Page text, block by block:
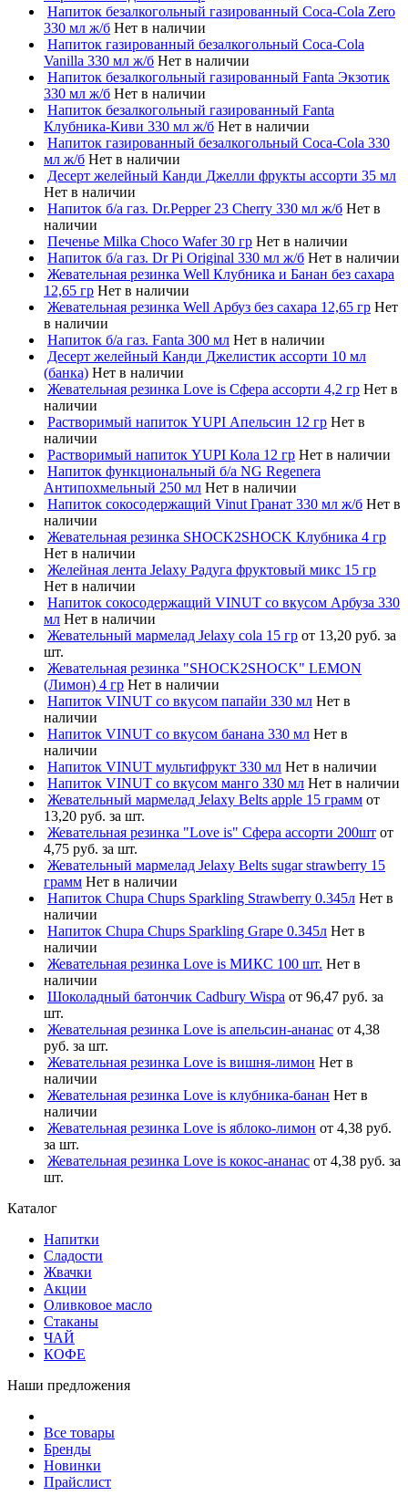
Напиток безалкогольный газированный Coca-Cola Zero
330 мл ж/б Нет в наличии
Напиток газированный безалкогольный Coca-Cola
Vanilla 330 мл ж/б Нет в наличии
Напиток безалкогольный газированный Fanta Экзотик
330 мл ж/б Нет в наличии
Напиток безалкогольный газированный Fanta
Клубника-Киви 330 мл ж/б Нет в наличии
Напиток газированный безалкогольный Coca-Cola 330
мл ж/б Нет в наличии
Десерт желейный Канди Джелли фрукты ассорти 35 мл
Нет в наличии
Напиток б/а газ. Dr.Pepper 23 Cherry 330 мл ж/б Нет в
наличии
Печенье Milka Choco Wafer 30 гр Нет в наличии
Напиток б/а газ. Dr Pi Original 330 мл ж/б Нет в наличии
Жевательная резинка Well Клубника и Банан без сахара
12,65 гр Нет в наличии
Жевательная резинка Well Арбуз без сахара 12,65 гр Нет
в наличии
Напиток б/а газ. Fanta 300 мл Нет в наличии
Десерт желейный Канди Джелистик ассорти 10 мл
(банка) Нет в наличии
Жевательная резинка Love is Сфера ассорти 4,2 гр Нет в
наличии
Растворимый напиток YUPI Апельсин 12 гр Нет в
наличии
Растворимый напиток YUPI Кола 12 гр Нет в наличии
Напиток функциональный б/а NG Regenera
Антипохмельный 250 мл Нет в наличии
Напиток сокосодержащий Vinut Гранат 330 мл ж/б Нет в
наличии
Жевательная резинка SHOCK2SHOCK Клубника 4 гр
Нет в наличии
Желейная лента Jelaxy Радуга фруктовый микс 15 гр
Нет в наличии
Напиток сокосодержащий VINUT со вкусом Арбуза 330
мл Нет в наличии
Жевательный мармелад Jelaxy cola 15 гр от 13,20 руб. за
шт.
Жевательная резинка "SHOCK2SHOCK" LEMON
(Лимон) 4 гр Нет в наличии
Напиток VINUT со вкусом папайи 330 мл Нет в
наличии
Напиток VINUT со вкусом банана 330 мл Нет в
наличии
Напиток VINUT мультифрукт 330 мл Нет в наличии
Напиток VINUT со вкусом манго 330 мл Нет в наличии
Жевательный мармелад Jelaxy Belts apple 15 грамм от
13,20 руб. за шт.
Жевательная резинка "Love is" Сфера ассорти 200шт от
4,75 руб. за шт.
Жевательный мармелад Jelaxy Belts sugar strawberry 15
грамм Нет в наличии
Напиток Chupa Chups Sparkling Strawberry 0.345л Нет в
наличии
Напиток Chupa Chups Sparkling Grape 0.345л Нет в
наличии
Жевательная резинка Love is МИКС 100 шт. Нет в
наличии
Шоколадный батончик Cadbury Wispa от 96,47 руб. за
шт.
Жевательная резинка Love is апельсин-ананас от 4,38
руб. за шт.
Жевательная резинка Love is вишня-лимон Нет в
наличии
Жевательная резинка Love is клубника-банан Нет в
наличии
Жевательная резинка Love is яблоко-лимон от 4,38 руб.
за шт.
Жевательная резинка Love is кокос-ананас от 4,38 руб. за
шт.
Каталог
Напитки
Сладости
Жвачки
Акции
Оливковое масло
Стаканы
ЧАЙ
КОФЕ
Наши предложения
Все товары
Бренды
Новинки
Прайслист